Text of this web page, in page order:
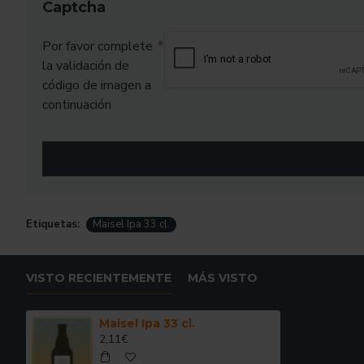
Captcha
Por favor complete
la validación de
código de imagen a
continuación
Etiquetas: Maisel Ipa 33 cl.
VISTO RECIENTEMENTE MÁS VISTO
Maisel Ipa 33 cl.
2,11€